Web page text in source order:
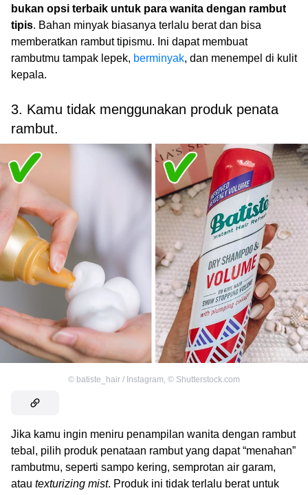
bukan opsi terbaik untuk para wanita dengan rambut
tipis. Bahan minyak biasanya terlalu berat dan bisa
memberatkan rambut tipismu. Ini dapat membuat
rambutmu tampak lepek, berminyak, dan menempel di kulit
kepala.
3. Kamu tidak menggunakan produk penata
rambut.
© batiste_hair / Instagram © Shutterstock.com
Jika kamu ingin meniru penampilan wanita dengan rambut
tebal, pilih produk penataan rambut yang dapat “menahan”
rambutmu, seperti sampo kering, semprotan air garam,
atau texturizing mist. Produk ini tidak terlalu berat untuk